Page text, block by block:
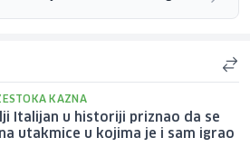
KAZNA
Italijan u historiji priznao da se
utakmice u kojima je i sam igrao